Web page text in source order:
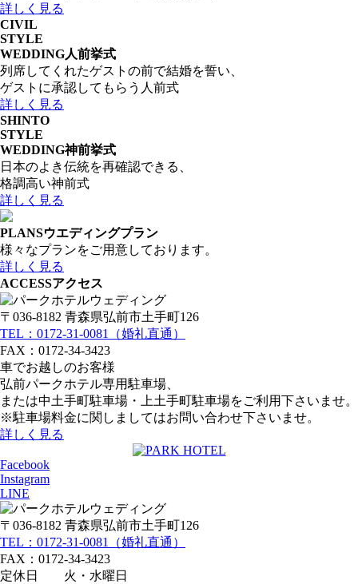
詳しく見る
CIVIL
STYLE
WEDDING人前挙式
列席してくれたゲストの前で結婚を誓い、
ゲストに承認してもらう人前式
詳しく見る
SHINTO
STYLE
WEDDING神前挙式
日本のよき伝統を再確認できる、
格調高い神前式
詳しく見る
PLANSウエディングプラン
様々なプランをご用意しております。
詳しく見る
ACCESSアクセス
〒036-8182 青森県弘前市土手町126
TEL：0172-31-0081（婚礼直通）
FAX：0172-34-3423
車でお越しのお客様
弘前パークホテル専用駐車場、
または中土手町駐車場・上土手町駐車場をご利用下さいませ。
※駐車場料金に関しましてはお問い合わせ下さいませ。
詳しく見る
Facebook
Instagram
LINE
〒036-8182 青森県弘前市土手町126
TEL：0172-31-0081（婚礼直通）
FAX：0172-34-3423
定休日 火・水曜日